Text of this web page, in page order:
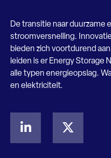
De transitie naar duurzame
stroomversnelling.
bieden zich voortdurend
leiden is er Energy Storage
alle typen energieopslag.
en elektriciteit.